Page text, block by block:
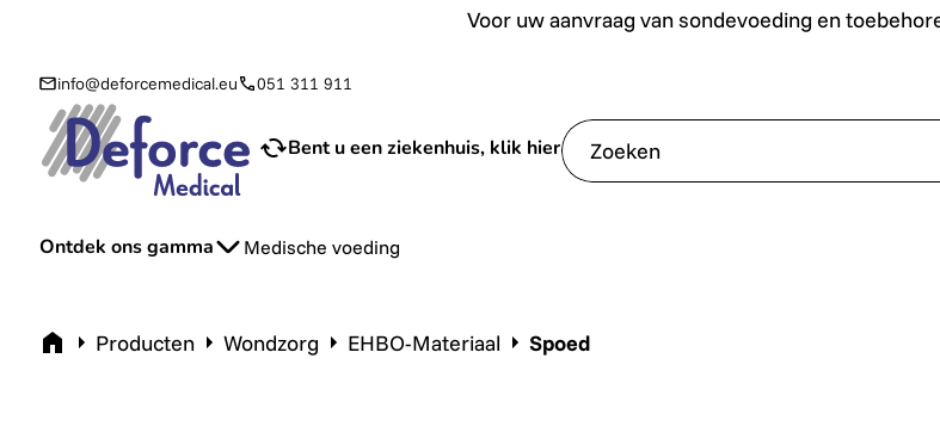
Voor uw aanvraag van sondevoeding en
Voor uw aanvraag van sondevoeding en toebehoren bij u thuis. Klik hier.
info@deforcemedical.eu 051 311 911
Bent u een ziekenhuis, klik hier
Ontdek ons gamma Medische voeding
Home Producten Wondzorg EHBO-Materiaal Spoed